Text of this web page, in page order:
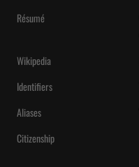
Résumé
Wikipedia
Identifiers
Aliases
Citizenship